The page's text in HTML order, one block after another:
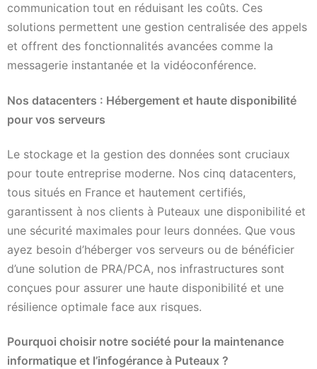
communication tout en réduisant les coûts. Ces
solutions permettent une gestion centralisée des appels
et offrent des fonctionnalités avancées comme la
messagerie instantanée et la vidéoconférence.
Nos datacenters : Hébergement et haute disponibilité
pour vos serveurs
Le stockage et la gestion des données sont cruciaux
pour toute entreprise moderne. Nos cinq datacenters,
tous situés en France et hautement certifiés,
garantissent à nos clients à Puteaux une disponibilité et
une sécurité maximales pour leurs données. Que vous
ayez besoin d’héberger vos serveurs ou de bénéficier
d’une solution de PRA/PCA, nos infrastructures sont
conçues pour assurer une haute disponibilité et une
résilience optimale face aux risques.
Pourquoi choisir notre société pour la maintenance
informatique et l’infogérance à Puteaux ?